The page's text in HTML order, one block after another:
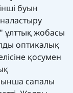
буын
ұлттық жобасы
оптикалық
қосумен
сапалы